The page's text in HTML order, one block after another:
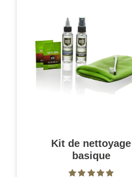
Kit de nettoyage
basique